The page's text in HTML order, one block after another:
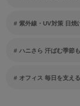
紫外線・UV対策 日焼
ハニさら 汗ばむ季節
オフィス 毎日を支え